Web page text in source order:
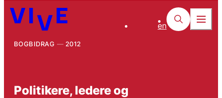
en
BOGBIDRAG 2012
Politikere, ledere og